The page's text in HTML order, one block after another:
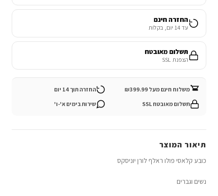
החזרה חינם
עד 14 יום, בקלות
תשלום מאובטח
הצפנת SSL
משלוח חינם מעל ₪399.99
החזרה תוך 14 יום
תשלום מאובטח SSL
שירות בימים א'-ו'
תיאור המוצר
כובע קלאסי פולו ראלף לורן יוניסקס
נשים וגברים